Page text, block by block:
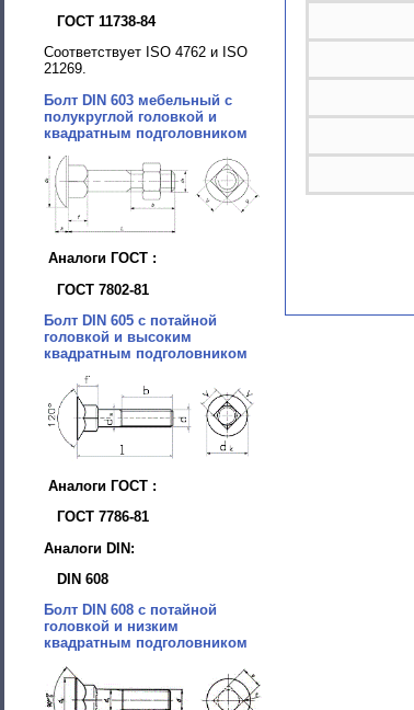
ГОСТ 11738-84
Соответствует ISO 4762 и ISO
21269.
Болт DIN 603 мебельный с
полукруглой головкой и
квадратным подголовником
Аналоги ГОСТ :
ГОСТ 7802-81
Болт DIN 605 с потайной
головкой и высоким
квадратным подголовником
Аналоги ГОСТ :
ГОСТ 7786-81
Аналоги DIN:
DIN 608
Болт DIN 608 с потайной
головкой и низким
квадратным подголовником